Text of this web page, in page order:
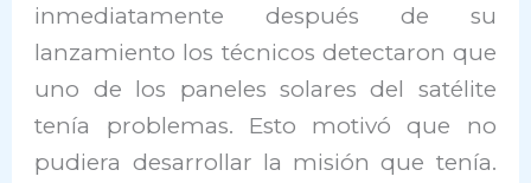
inmediatamente después de su
lanzamiento los técnicos detectaron que
uno de los paneles solares del satélite
tenía problemas. Esto motivó que no
pudiera desarrollar la misión que tenía.